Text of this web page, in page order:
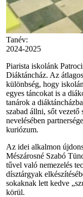
Tanév:
2024-2025
Piarista iskolánk
Diáktáncház. Az
különbség, hogy
egyes táncokat is a
tanárok a
szabad állni, sőt
nevelésében
kuriózum.
Az idei alkalmon
Mészárosné Szabó
tűvel való nemezelés
dísztárgyak
sokaknak lett kedve
körül.